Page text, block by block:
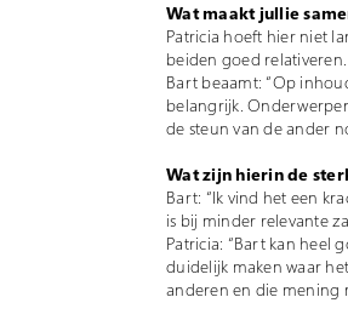
Wat maakt jullie
Patricia hoeft hier niet
beiden goed
Bart beaamt: “Op
belangrijk.
de steun van de ander
Wat zijn hierin de
Bart: “Ik vind het een
is bij minder relevante
Patricia: “Bart kan heel
duidelijk maken waar
anderen en die mening